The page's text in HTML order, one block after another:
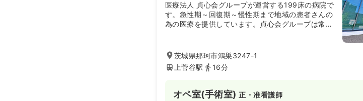
医療法人 貞心会グループが運営する199床の病院で
す。急性期～回復期～慢性期まで地域の患者さんの
為の医療を提供しています。貞心会グループは常陸
茨城県那珂市鴻巣3247-1
上菅谷駅
16分
オペ室(手術室)正・准看護師